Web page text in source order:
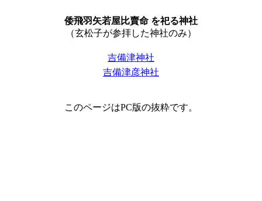
倭飛羽矢若屋比賣命 を祀る神社
（玄松子が参拝した神社のみ）
吉備津神社
吉備津彦神社
このページはPC版の抜粋です。